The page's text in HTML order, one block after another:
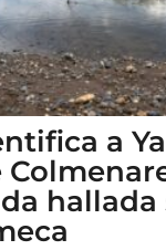
a
hallada